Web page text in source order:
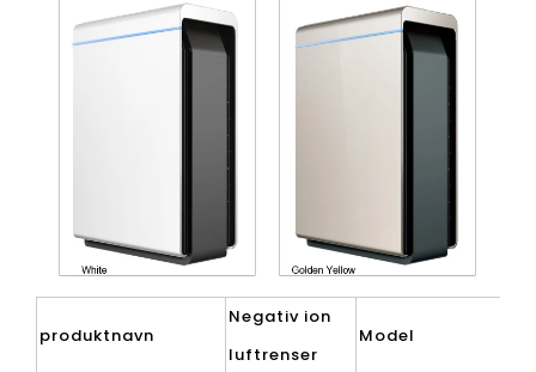
produktnavn
Negativ ion
luftrenser
Model